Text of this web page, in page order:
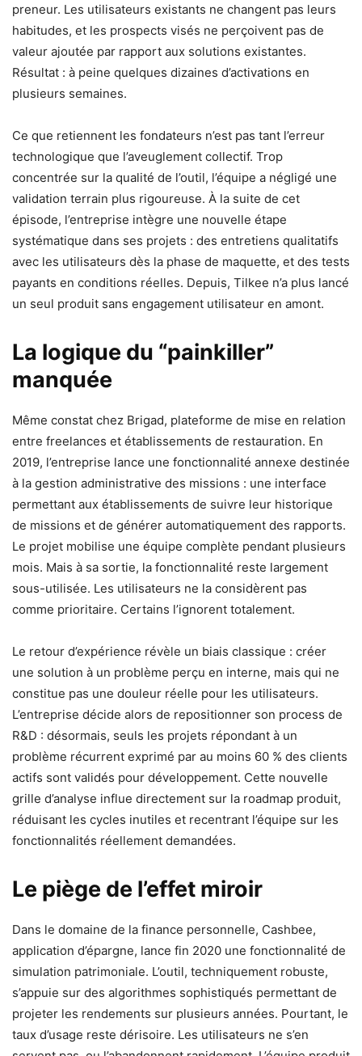
preneur. Les utilisateurs existants ne changent pas leurs
habitudes, et les prospects visés ne perçoivent pas de
valeur ajoutée par rapport aux solutions existantes.
Résultat : à peine quelques dizaines d’activations en
plusieurs semaines.
Ce que retiennent les fondateurs n’est pas tant l’erreur
technologique que l’aveuglement collectif. Trop
concentrée sur la qualité de l’outil, l’équipe a négligé une
validation terrain plus rigoureuse. À la suite de cet
épisode, l’entreprise intègre une nouvelle étape
systématique dans ses projets : des entretiens qualitatifs
avec les utilisateurs dès la phase de maquette, et des tests
payants en conditions réelles. Depuis, Tilkee n’a plus lancé
un seul produit sans engagement utilisateur en amont.
La logique du “painkiller”
manquée
Même constat chez Brigad, plateforme de mise en relation
entre freelances et établissements de restauration. En
2019, l’entreprise lance une fonctionnalité annexe destinée
à la gestion administrative des missions : une interface
permettant aux établissements de suivre leur historique
de missions et de générer automatiquement des rapports.
Le projet mobilise une équipe complète pendant plusieurs
mois. Mais à sa sortie, la fonctionnalité reste largement
sous-utilisée. Les utilisateurs ne la considèrent pas
comme prioritaire. Certains l’ignorent totalement.
Le retour d’expérience révèle un biais classique : créer
une solution à un problème perçu en interne, mais qui ne
constitue pas une douleur réelle pour les utilisateurs.
L’entreprise décide alors de repositionner son process de
R&D : désormais, seuls les projets répondant à un
problème récurrent exprimé par au moins 60 % des clients
actifs sont validés pour développement. Cette nouvelle
grille d’analyse influe directement sur la roadmap produit,
réduisant les cycles inutiles et recentrant l’équipe sur les
fonctionnalités réellement demandées.
Le piège de l’effet miroir
Dans le domaine de la finance personnelle, Cashbee,
application d’épargne, lance fin 2020 une fonctionnalité de
simulation patrimoniale. L’outil, techniquement robuste,
s’appuie sur des algorithmes sophistiqués permettant de
projeter les rendements sur plusieurs années. Pourtant, le
taux d’usage reste dérisoire. Les utilisateurs ne s’en